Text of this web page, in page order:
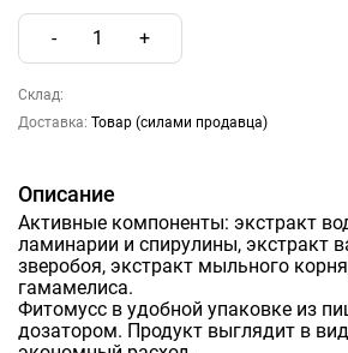
- 1 +
Склад:
Доставка: Товар (силами продавца)
Описание
Активные компоненты: экстракт
ламинарии и спирулины, экстракт
зверобоя, экстракт мыльного
гамамелиса.
Фитомусс в удобной упаковке из
дозатором. Продукт выглядит в